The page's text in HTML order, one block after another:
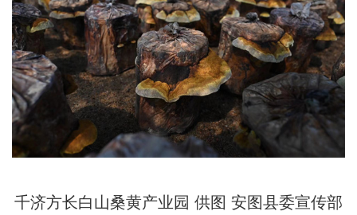
千济方长白山桑黄产业园 供图 安图县委宣传部